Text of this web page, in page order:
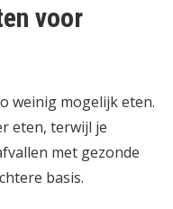
voor
weinig mogelijk eten.
eten, terwijl je
met gezonde
basis.